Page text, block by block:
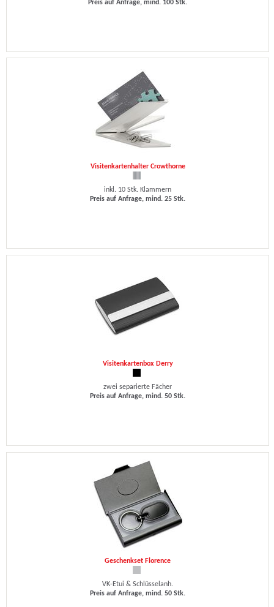
Preis auf Anfrage, mind. 100 Stk.
Visitenkartenhalter Crowthorne
inkl. 10 Stk. Klammern
Preis auf Anfrage, mind. 25 Stk.
Visitenkartenbox Derry
zwei separierte Fächer
Preis auf Anfrage, mind. 50 Stk.
Geschenkset Florence
VK-Etui & Schlüsselanh.
Preis auf Anfrage, mind. 50 Stk.